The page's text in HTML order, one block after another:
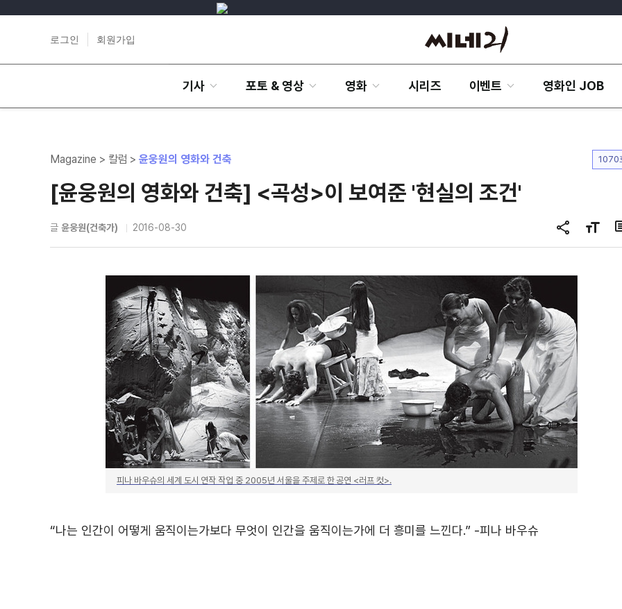
로그인 회원가입
기사 포토 & 영상 영화 시리즈 이벤트 영화인 JOB
Magazine > 칼럼 >윤웅원의 영화와 건축 1070
[윤웅원의 영화와 건축] <곡성>이 보여준 '현실의 조건'
글 윤웅원(건축가) 2016-08-30
공
유
기
글
자
피나 바우슈의 세계 도시 연작 작업 중 2005년 서울을 주제로 한 공연 <러프 컷>.
“나는 인간이 어떻게 움직이는가보다 무엇이 인간을 움직이는가에 더 흥미를 느낀다.” -피나 바우슈